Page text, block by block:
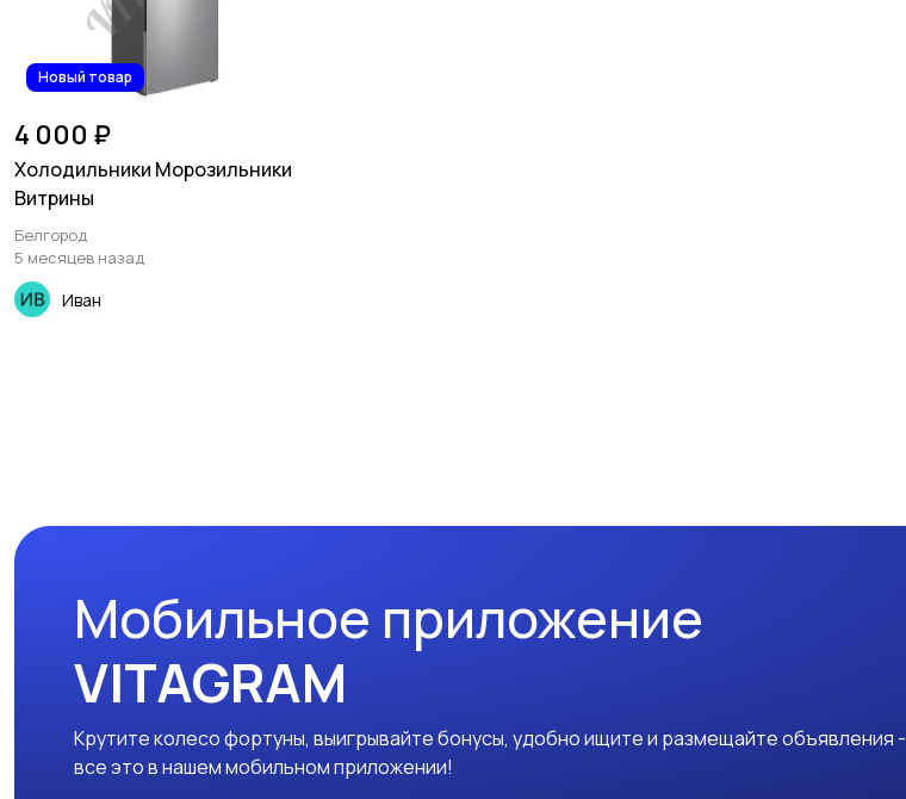
Новый товар
4 000 ₽
Холодильники Морозильники
Витрины
Белгород
5 месяцев назад
Иван
Мобильное приложение
VITAGRAM
Крутите колесо фортуны, выигрывайте бонусы, удобно ищите и размещайте объявления -
все это в нашем мобильном приложении!